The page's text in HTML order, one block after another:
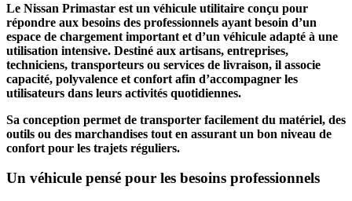
Le Nissan Primastar est un véhicule utilitaire conçu pour
répondre aux besoins des professionnels ayant besoin d’un
espace de chargement important et d’un véhicule adapté à une
utilisation intensive. Destiné aux artisans, entreprises,
techniciens, transporteurs ou services de livraison, il associe
capacité, polyvalence et confort afin d’accompagner les
utilisateurs dans leurs activités quotidiennes.
Sa conception permet de transporter facilement du matériel, des
outils ou des marchandises tout en assurant un bon niveau de
confort pour les trajets réguliers.
Un véhicule pensé pour les besoins professionnels